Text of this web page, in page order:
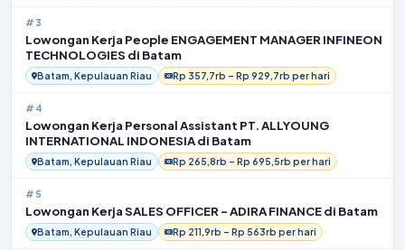
#3
Lowongan Kerja People ENGAGEMENT MANAGER INFINEON
TECHNOLOGIES di Batam
Batam, Kepulauan Riau Rp 357,7rb – Rp 929,7rb per hari
#4
Lowongan Kerja Personal Assistant PT. ALLYOUNG
INTERNATIONAL INDONESIA di Batam
Batam, Kepulauan Riau Rp 265,8rb – Rp 695,5rb per hari
#5
Lowongan Kerja SALES OFFICER – ADIRA FINANCE di Batam
Batam, Kepulauan Riau Rp 211,9rb – Rp 563rb per hari